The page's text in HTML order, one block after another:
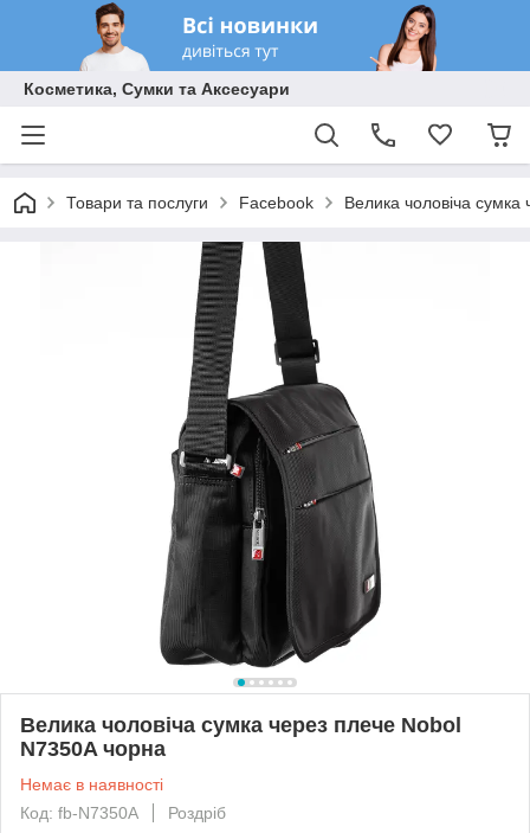
Косметика, Сумки та Аксесуари
Товари та послуги Facebook Велика чоловіча
Велика чоловіча сумка через плече Nobol
N7350A чорна
Немає в наявності
Код: fb-N7350A
Роздріб